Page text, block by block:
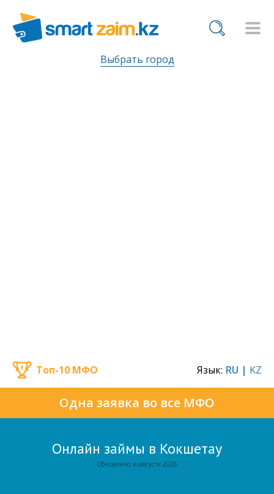
Выбрать город
Одна заявка во все МФО
Топ-10 МФО Язык: RU | KZ
Онлайн займы в Кокшетау
Обновлено в августе 2026